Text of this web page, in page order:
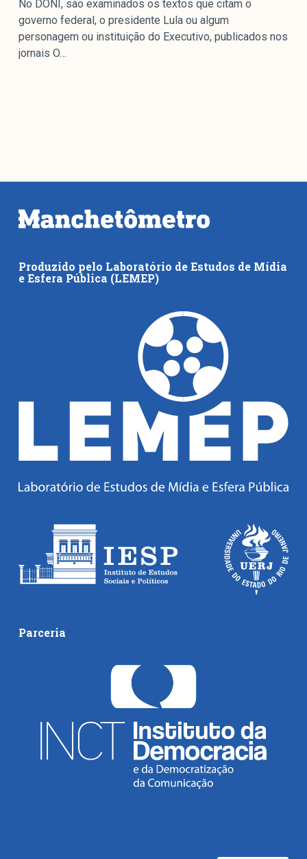
No DONI, são examinados os textos que citam o
governo federal, o presidente Lula ou algum
personagem ou instituição do Executivo, publicados nos
jornais O…
Produzido pelo Laboratório de Estudos de Mídia
e Esfera Pública (LEMEP)
Parceria